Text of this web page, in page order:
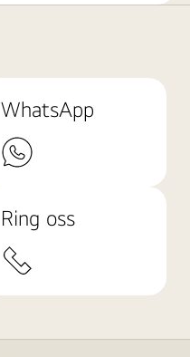
WhatsApp
Ring oss